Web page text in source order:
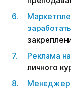
заработать
Реклама
личного
Менеджер